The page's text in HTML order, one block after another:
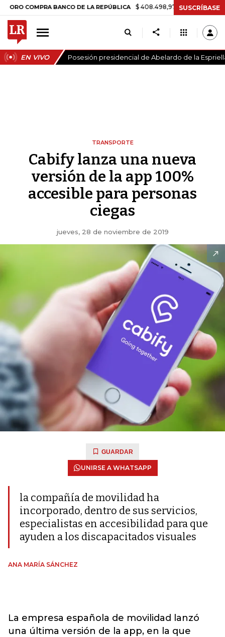
BANCO DE LA REPÚBLICA $ 408.498,97 +$ 8.753,81 +2,19%
SUSCRÍBASE
EN VIVO Posesión presidencial de Abelardo de la
TRANSPORTE
Cabify lanza una nueva
versión de la app 100%
accesible para personas
ciegas
jueves, 28 de noviembre de 2019
GUARDAR
UNIRSE A WHATSAPP
la compañía de movilidad ha
incorporado, dentro de sus servicios,
especialistas en accesibilidad para que
ayuden a los discapacitados visuales
ANA MARÍA SÁNCHEZ
La empresa española de movilidad lanzó
una última versión de la app, en la que